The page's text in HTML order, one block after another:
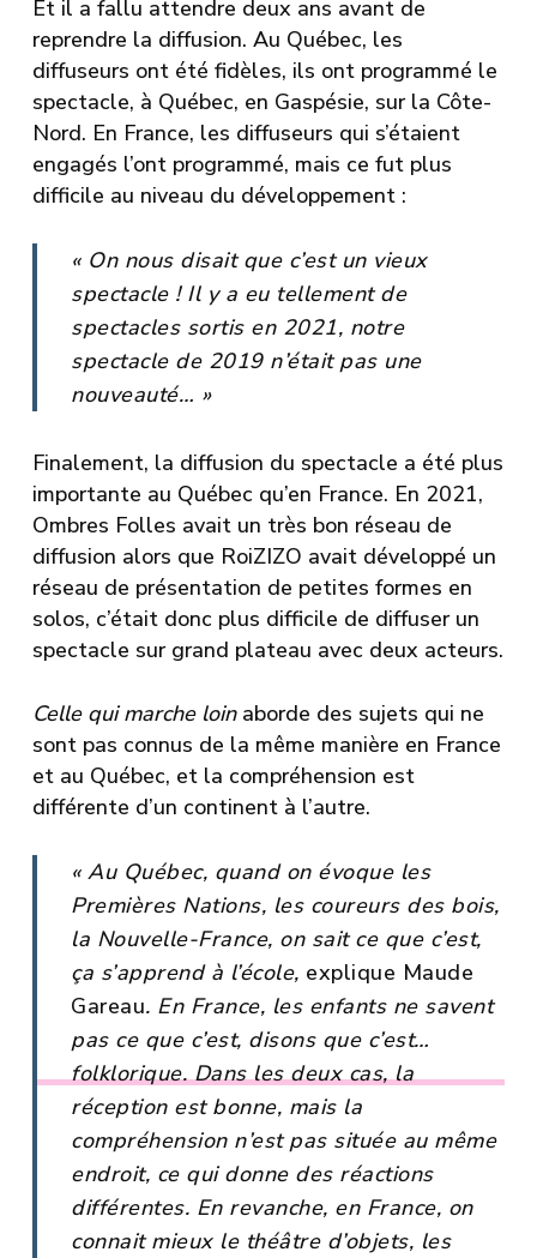
Et il a fallu attendre deux ans avant de
reprendre la diffusion. Au Québec, les
diffuseurs ont été fidèles, ils ont programmé le
spectacle, à Québec, en Gaspésie, sur la Côte-
Nord. En France, les diffuseurs qui s’étaient
engagés l’ont programmé, mais ce fut plus
difficile au niveau du développement :
« On nous disait que c’est un vieux
spectacle ! Il y a eu tellement de
spectacles sortis en 2021, notre
spectacle de 2019 n’était pas une
nouveauté… »
Finalement, la diffusion du spectacle a été plus
importante au Québec qu’en France. En 2021,
Ombres Folles avait un très bon réseau de
diffusion alors que RoiZIZO avait développé un
réseau de présentation de petites formes en
solos, c’était donc plus difficile de diffuser un
spectacle sur grand plateau avec deux acteurs.
Celle qui marche loin aborde des sujets qui ne
sont pas connus de la même manière en France
et au Québec, et la compréhension est
différente d’un continent à l’autre.
« Au Québec, quand on évoque les
Premières Nations, les coureurs des bois,
la Nouvelle-France, on sait ce que c’est,
ça s’apprend à l’école, explique Maude
Gareau. En France, les enfants ne savent
pas ce que c’est, disons que c’est…
folklorique. Dans les deux cas, la
réception est bonne, mais la
compréhension n’est pas située au même
endroit, ce qui donne des réactions
différentes. En revanche, en France, on
connait mieux le théâtre d’objets, les